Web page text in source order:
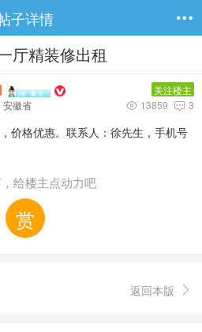
子详情 
厅精装修出租
关注楼主
安徽省  3
 13859
价格优惠。联系人：徐先生，手机号
给楼主点动力吧
赏
返回本版 